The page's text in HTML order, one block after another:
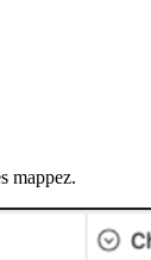
mappez.